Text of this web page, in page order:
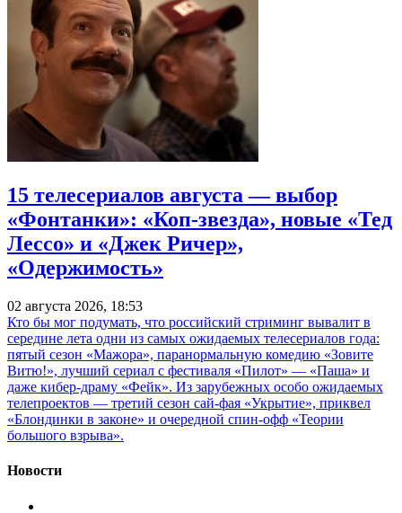
15 телесериалов августа — выбор
«Фонтанки»: «Коп-звезда», новые «Тед
Лессо» и «Джек Ричер»,
«Одержимость»
02 августа 2026, 18:53
Кто бы мог подумать, что российский стриминг вывалит в
середине лета одни из самых ожидаемых телесериалов года:
пятый сезон «Мажора», паранормальную комедию «Зовите
Витю!», лучший сериал с фестиваля «Пилот» — «Паша» и
даже кибер-драму «Фейк». Из зарубежных особо ожидаемых
телепроектов — третий сезон сай-фая «Укрытие», приквел
«Блондинки в законе» и очередной спин-офф «Теории
большого взрыва».
Новости